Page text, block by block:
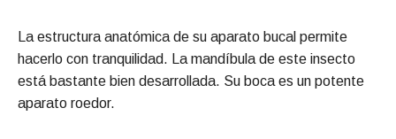
La estructura anatómica de su aparato bucal permite
hacerlo con tranquilidad. La mandíbula de este insecto
está bastante bien desarrollada. Su boca es un potente
aparato roedor.